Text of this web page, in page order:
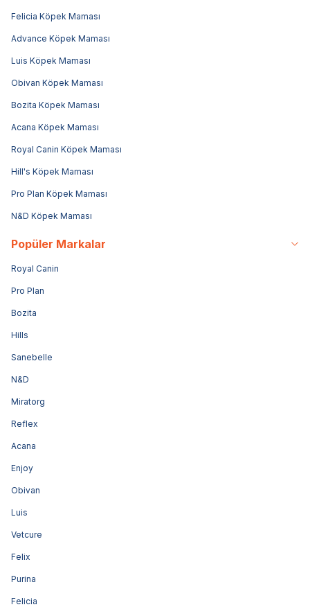
Felicia Köpek Maması
Advance Köpek Maması
Luis Köpek Maması
Obivan Köpek Maması
Bozita Köpek Maması
Acana Köpek Maması
Royal Canin Köpek Maması
Hill's Köpek Maması
Pro Plan Köpek Maması
N&D Köpek Maması
Popüler Markalar
Royal Canin
Pro Plan
Bozita
Hills
Sanebelle
N&D
Miratorg
Reflex
Acana
Enjoy
Obivan
Luis
Vetcure
Felix
Purina
Felicia